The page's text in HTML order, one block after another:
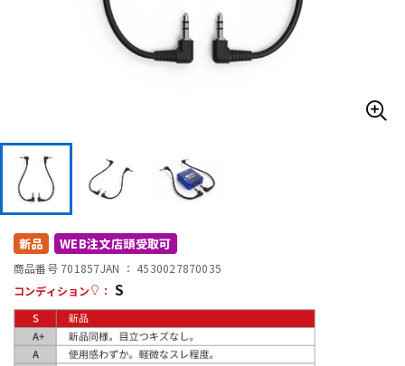
管楽器 その他楽器
DJ機器
配信/ライブ機器
中古
新品 WEB注文店頭受取可
商品番号 701857JAN ： 4530027870035
コンディション
： S